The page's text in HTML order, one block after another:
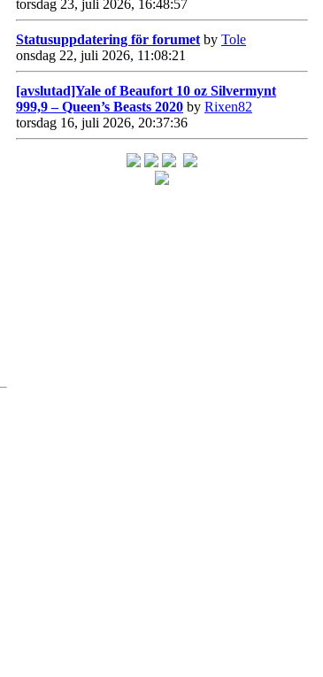
torsdag 23, juli 2026, 16:48:57
Statusuppdatering för forumet by Tole
onsdag 22, juli 2026, 11:08:21
[avslutad]Yale of Beaufort 10 oz Silvermynt
999,9 – Queen’s Beasts 2020 by Rixen82
torsdag 16, juli 2026, 20:37:36